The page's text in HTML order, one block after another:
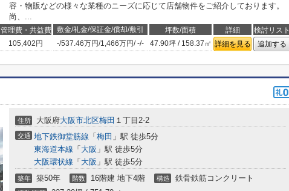
容・物販などの様々な業種のニーズに応じて店舗物件をご紹介しております。
尚、...
管理費・共益費 敷金/礼金/保証金/償却/敷引 坪数/面積 詳細
検討リスト
105,402円 -/537.46万円/1,466万円/-/- 47.90坪 / 158.37㎡ 詳細を見る 追加する
住所 大阪府大阪市北区梅田 １丁目2-2
交通 地下鉄御堂筋線 「 梅田 」駅 徒歩5分
東海道本線 「 大阪 」駅 徒歩5分
大阪環状線 「 大阪 」駅 徒歩5分
築年 築50年 階数 16階建 地下4階 構造 鉄骨鉄筋コンクリート